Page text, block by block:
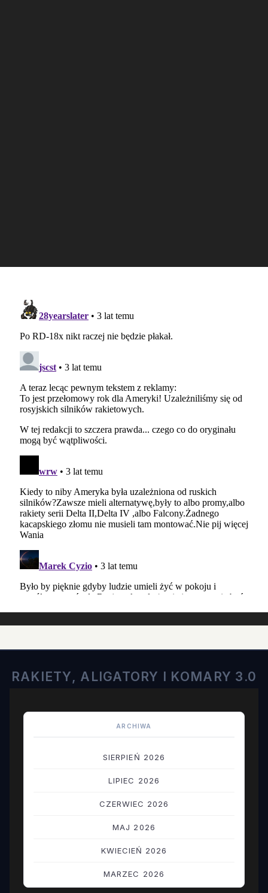
RAKIETY, ALIGATORY I KOMARY 3.0
ARCHIWA
SIERPIEŃ 2026
LIPIEC 2026
CZERWIEC 2026
MAJ 2026
KWIECIEŃ 2026
MARZEC 2026